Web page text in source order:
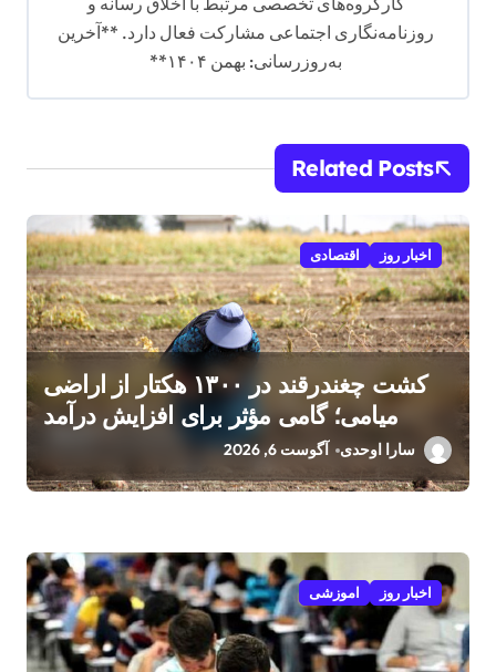
روزنامه‌نگاری اجتماعی مشارکت فعال دارد. **آخرین
به‌روزرسانی: بهمن ۱۴۰۴**
Related Posts
اخبار روز اقتصادی
کشت چغندرقند در ۱۳۰۰ هکتار از اراضی
میامی؛ گامی مؤثر برای افزایش درآمد
سارا اوحدی آگوست 6, 2026
اخبار روز اموزشی